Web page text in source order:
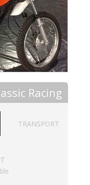
Racing
TRANSPORT